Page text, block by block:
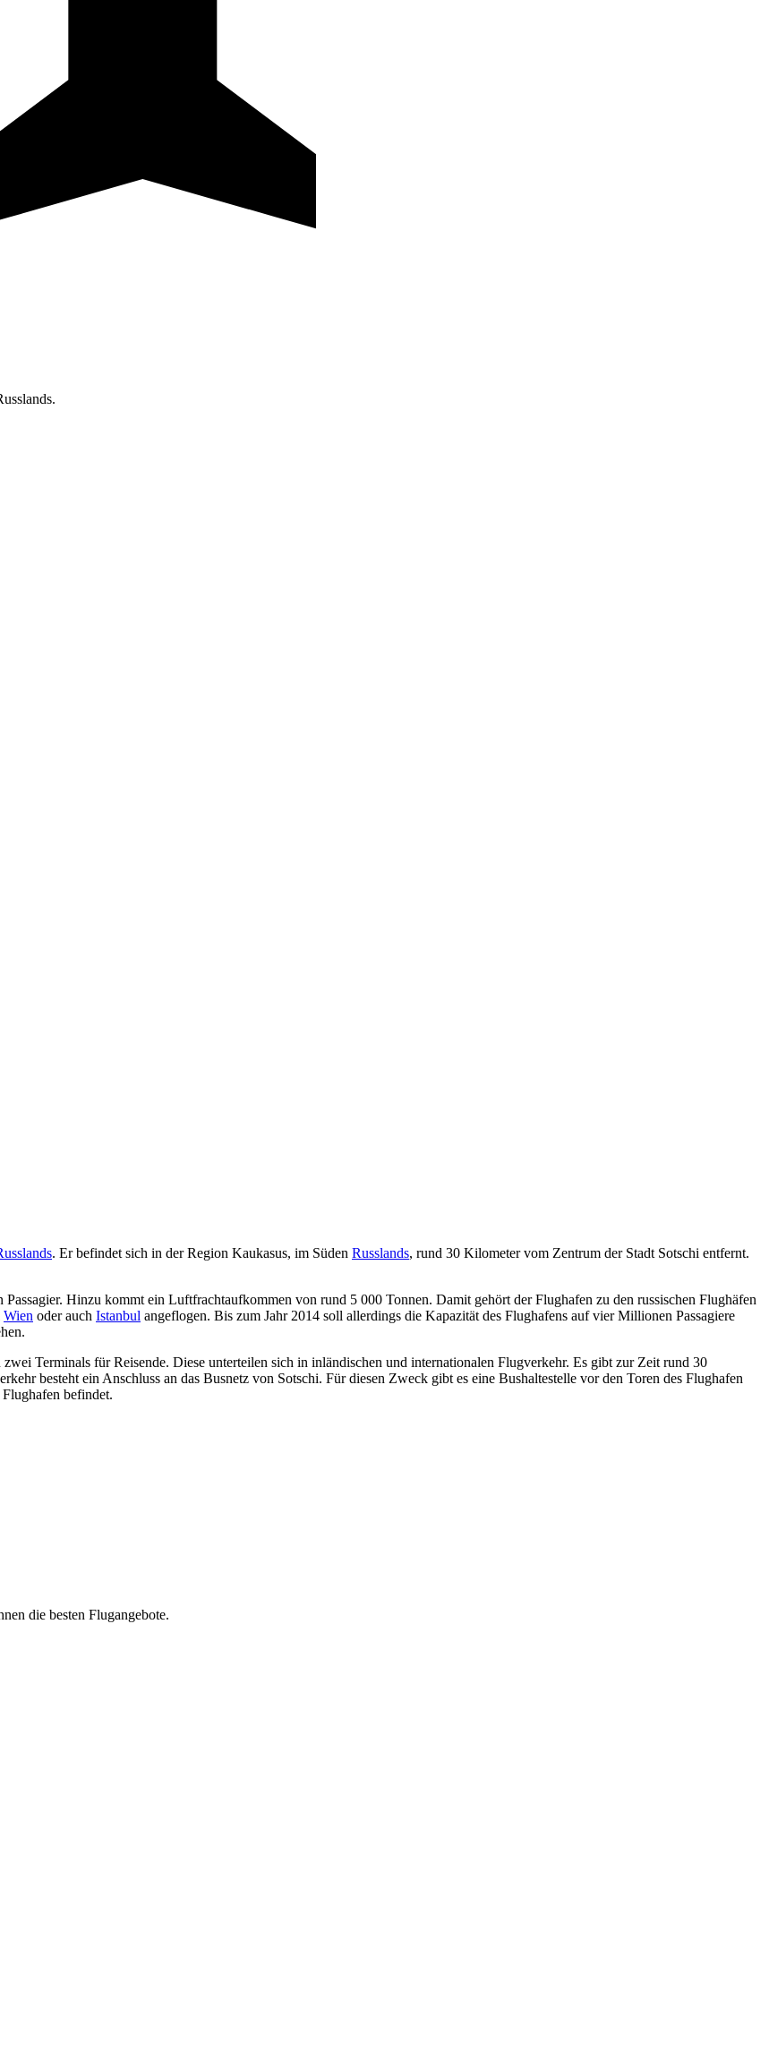
. Er befindet sich in der Region Kaukasus, im Süden Russlands, rund 30 Kilometer vom Zentrum der Stadt Sotschi entfernt.
Hinzu kommt ein Luftfrachtaufkommen von rund 5 000 Tonnen. Damit gehört der Flughafen zu den russischen Flughäfen
Wien oder auch Istanbul angeflogen. Bis zum Jahr 2014 soll allerdings die Kapazität des Flughafens auf vier Millionen Passagiere
Terminals für Reisende. Diese unterteilen sich in inländischen und internationalen Flugverkehr. Es gibt zur Zeit rund 30
besteht ein Anschluss an das Busnetz von Sotschi. Für diesen Zweck gibt es eine Bushaltestelle vor den Toren des Flughafen
befindet.
die besten Flugangebote.